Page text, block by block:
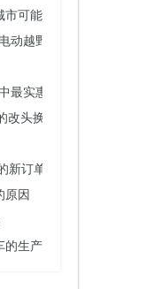
可能会成为特斯拉的首家
动越野SUV，续航里程达
最实惠的汽车之一
头换面
新订单
原因
的生产